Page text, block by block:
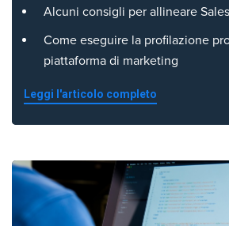
Alcuni consigli per allineare
Come eseguire la profilazione
piattaforma di marketing
Leggi l'articolo completo